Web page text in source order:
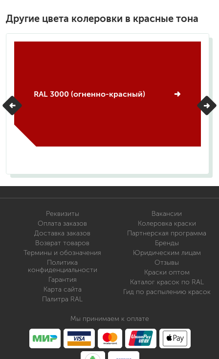
Другие цвета колеровки в красные тона
RAL 3000 (огненно-красный)
Реквизиты
Оплата заказов
Доставка заказов
Возврат товаров
Термины и обозначения
Политика
конфиденциальности
Гарантия
Карта сайта
Палитра RAL
Вакансии
Колеровка краски
Партнерская программа
Бренды
Юридическим лицам
Отзывы
Краски оптом
Каталог красок по RAL
Гид по распылению красок
Мы принимаем к оплате